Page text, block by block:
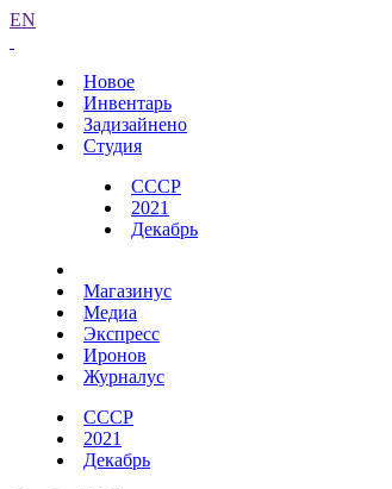
EN
Новое
Инвентарь
Задизайнено
Студия
СССР
2021
Декабрь
Магазинус
Медиа
Экспресс
Иронов
Журналус
СССР
2021
Декабрь